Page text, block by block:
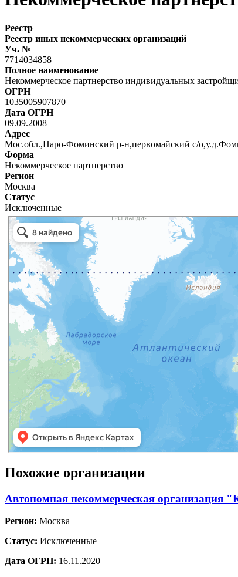
Реестр
Реестр иных некоммерческих организаций
Уч. №
7714034858
Полное наименование
Некоммерческое партнерство индивидуальных
ОГРН
1035005907870
Дата ОГРН
09.09.2008
Адрес
Мос.обл.,Наро-Фоминский р-н,первомайский с/
Форма
Некоммерческое партнерство
Регион
Москва
Статус
Исключенные
Похожие организации
Автономная некоммерческая организация
Регион: Москва
Статус: Исключенные
Дата ОГРН: 16.11.2020